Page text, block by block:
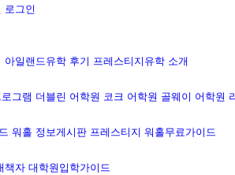
로그인
아일랜드유학 후기 프레스티지유학 소개
그램 더블린 어학원 코크 어학원 골웨이 어학원
워홀 정보게시판 프레스티지 워홀무료가이드
책자 대학원입학가이드